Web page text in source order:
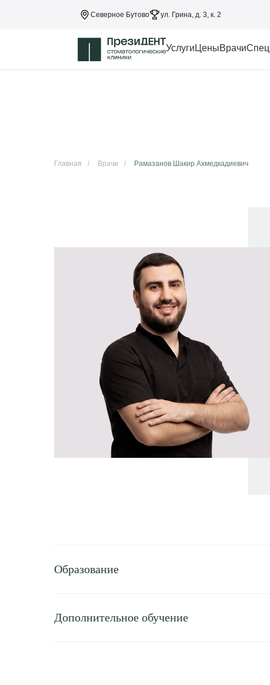
Северное Бутово ул. Грина, д. 3, к. 2
Услуги ЦеныВрачи
Главная / Врачи / Рамазанов Шакир Ахмедкадиевич
Образование
Дополнительное обучение